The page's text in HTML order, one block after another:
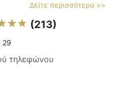
Δείτε περισσότερα >>
(213)
29
τηλεφώνου